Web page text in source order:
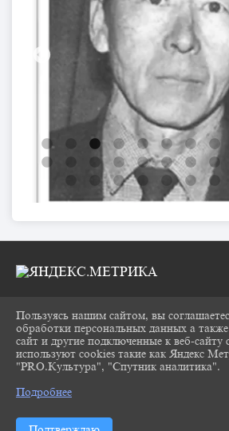
2026 Г. CHUKOVKA17.RU
ВХОД
КАРТА САЙТА
ПОЛИТИКА ОБРАБОТКИ
СДЕЛАНО НА KUBCMS
Пользуясь нашим сайтом, вы
обработки персональных данных а
сайт и другие подключенные к веб-сайту
используют cookies такие как Яндекс
"PRO.Культура", "Спутник аналитика".
Подробнее